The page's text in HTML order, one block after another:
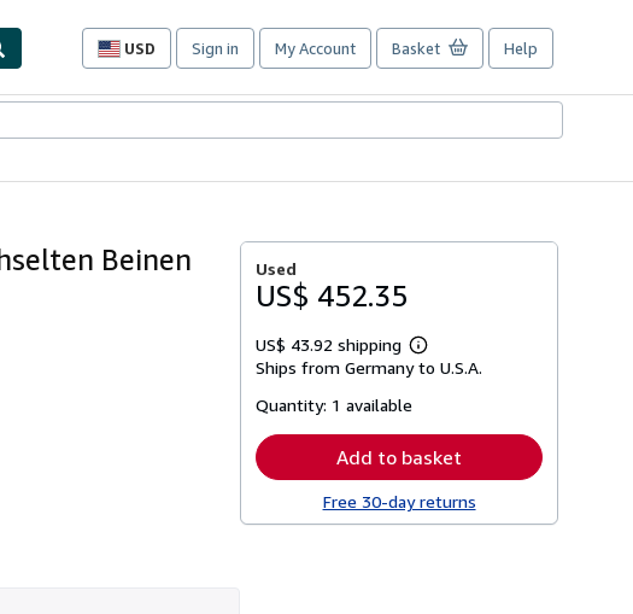
USD
Site
preferences
Sign in My Account Basket Help
Beinen Used
US$ 452.35
US$ 43.92 shipping
Learn
more
Ships from Germany to U.S.A.
Quantity: 1 available
Add to basket
Free 30-day returns